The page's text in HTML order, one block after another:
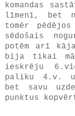
komandas
līmenī, bet
tomēr
sēdošais
potēm arī
bija tikai
ieskrēju
paliku 4.v.
bet savu
punktus